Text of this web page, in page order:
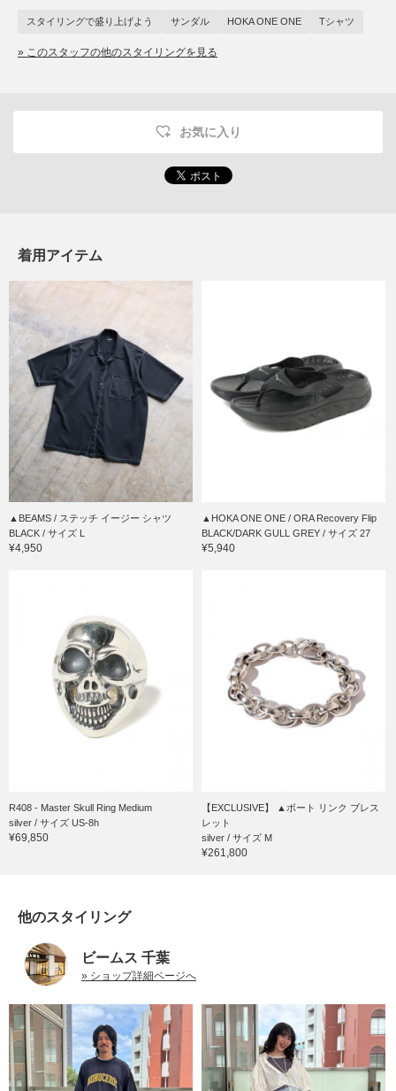
スタイリングで盛り上げよう サンダル HOKA ONE ONE Tシャツ
» このスタッフの他のスタイリングを見る
お気に入り
着用アイテム
▲BEAMS / ステッチ イージー シャツ
BLACK / サイズ L
¥4,950
▲HOKA ONE ONE / ORA Recovery Flip
BLACK/DARK GULL GREY / サイズ 27
¥5,940
R408 - Master Skull Ring Medium
silver / サイズ US-8h
¥69,850
【EXCLUSIVE】 ▲ボート リンク ブレス
レット
silver / サイズ M
¥261,800
他のスタイリング
ビームス 千葉
» ショップ詳細ページへ